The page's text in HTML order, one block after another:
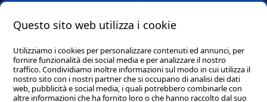
Hosted & created by Clion
Questo sito web utilizza i cookie
Utilizziamo i cookies per personalizzare contenuti ed annunci, per
fornire funzionalità dei social media e per analizzare il nostro
traffico. Condividiamo inoltre informazioni sul modo in cui utilizza il
nostro sito con i nostri partner che si occupano di analisi dei dati
web, pubblicità e social media, i quali potrebbero combinarle con
altre informazioni che ha fornito loro o che hanno raccolto dal suo